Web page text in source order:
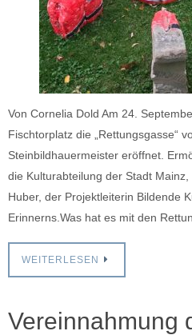
Von Cornelia Dold Am 24.
Fischtorplatz die „Rettungsgasse“
Steinbildhauermeister eröffnet.
die Kulturabteilung der Stadt
Huber, der Projektleiterin Bildende
Erinnerns.Was hat es mit den
WEITERLESEN
Vereinnahmung